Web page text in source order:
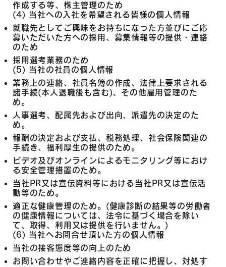
作成する等、株主管理のため
(4) 当社への入社を希望される皆様の個人情報
就職先としてご興味をお持ちになった方並びにご応
募いただいた方への採用、募集情報等の提供・連絡
のため
採用選考業務のため
(5) 当社の社員の個人情報
業務上の連絡、社員名簿の作成、法律上要求される
諸手続(本人退職後も含む)、その他雇用管理のた
め。
人事選考、配属先および出向、派遣先の決定のた
め。
報酬の決定および支払、税務処理、社会保険関連の
手続き、福利厚生の提供のため。
ビデオ及びオンラインによるモニタリング等におけ
る安全管理措置のため。
当社PR又は宣伝資料等における当社PR又は宣伝活
動等のため。
適正な健康管理のため。(健康診断の結果等の労働者
の健康情報については、法令に基づく場合を除い
て、取得、利用又は提供を行いません。)
(6) 当社へお問合せ頂いた方の個人情報
当社の接客態度等の向上のため
お問い合わせやご連絡内容を正確に把握し、対処す